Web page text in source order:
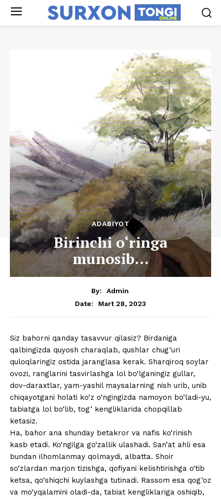
ADABIYOT
Birinchi o‘ringa
munosib…
By:
Admin
Date:
Mart 28, 2023
Siz bahorni qanday tasavvur qilasiz? Birdaniga
qalbingizda quyosh charaqlab, qushlar chug‘uri
quloqlaringiz ostida jaranglasa kerak. Sharqiroq soylar
ovozi, ranglarini tasvirlashga lol bo‘lganingiz gullar,
dov-daraxtlar, yam-yashil maysalarning nish urib, unib
chiqayotgani holati ko‘z o‘ngingizda namoyon bo‘ladi-yu,
tabiatga lol bo‘lib, tog‘ kengliklarida chopqillab
ketasiz.
Ha, bahor ana shunday betakror va nafis ko‘rinish
kasb etadi. Ko‘ngilga go‘zallik ulashadi. San’at ahli esa
bundan ilhomlanmay qolmaydi, albatta. Shoir
so‘zlardan marjon tizishga, qofiyani kelishtirishga o‘tib
ketsa, qo‘shiqchi kuylashga tutinadi. Rassom esa qog‘oz
va mo‘yqalamini oladi-da, tabiat kengliklariga oshiqib,